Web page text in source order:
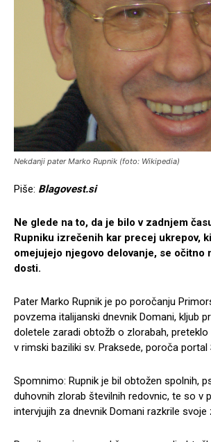
Nekdanji pater Marko Rupnik (foto: Wikipedia)
Piše: Blagovest.si
Ne glede na to, da je bilo v zadnjem
Rupniku izrečenih kar precej ukrepov,
omejujejo njegovo delovanje, se očitno
dosti.
Pater Marko Rupnik je po poročanju
povzema italijanski dnevnik Domani, kljub
doletele zaradi obtožb o zlorabah,
v rimski baziliki sv. Praksede, poroča portal
Spomnimo: Rupnik je bil obtožen spolnih,
duhovnih zlorab številnih redovnic, te so v
intervjujih za dnevnik Domani razkrile svoje